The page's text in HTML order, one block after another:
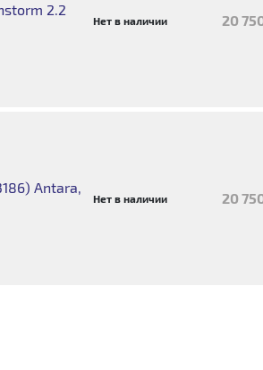
2.2
Нет в наличии 20
Antara,
Нет в наличии 20